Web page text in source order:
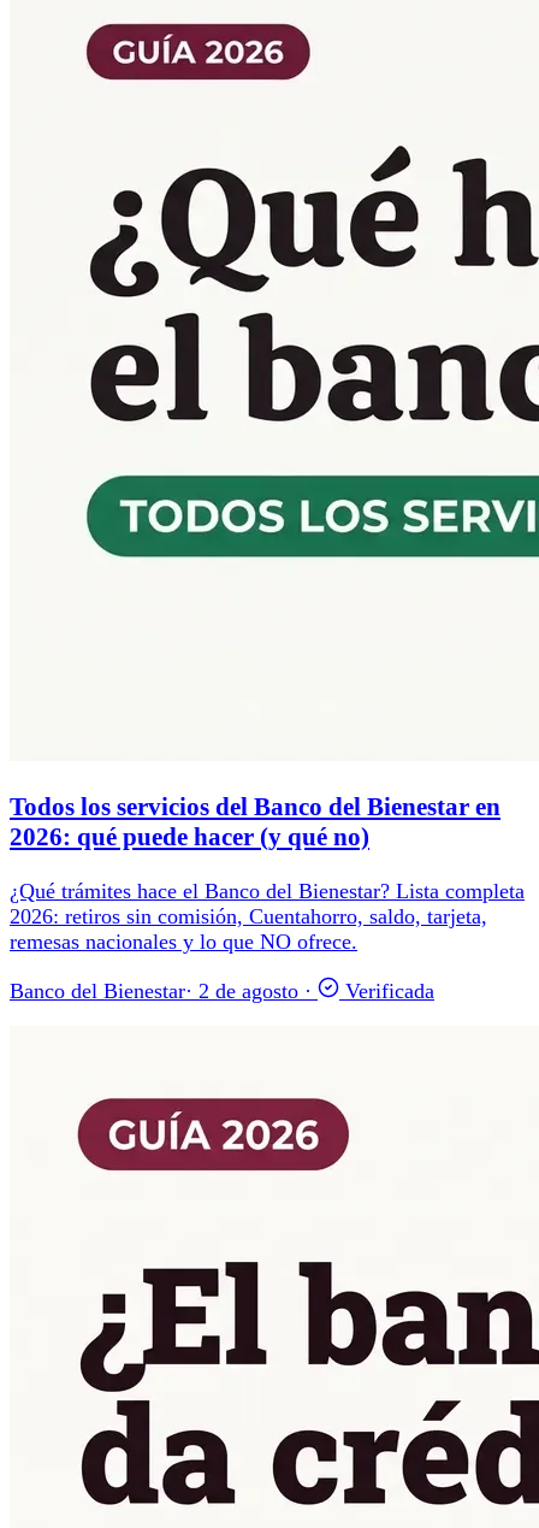
Todos los servicios del Banco del Bienestar en
2026: qué puede hacer (y qué no)
¿Qué trámites hace el Banco del Bienestar? Lista completa
2026: retiros sin comisión, Cuentahorro, saldo, tarjeta,
remesas nacionales y lo que NO ofrece.
Banco del Bienestar· 2 de agosto · Verificada